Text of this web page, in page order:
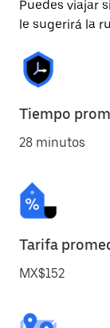
Puedes viajar
le sugerirá la
Tiempo
28 minutos
Tarifa
MX$152